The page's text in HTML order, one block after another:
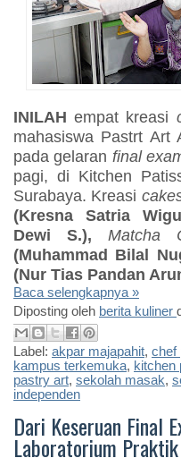
INILAH empat kreasi
mahasiswa Pastrt Art
pada gelaran final
pagi, di Kitchen
Surabaya. Kreasi
(Kresna Satria
Dewi S.),
Matcha
(Muhammad Bilal
(Nur Tias Pandan
Baca selengkapnya »
Diposting oleh berita kuliner
Label: akpar majapahit, chef
kampus terkemuka, kitchen
pastry art, sekolah masak,
independen
Dari Keseruan Final
Laboratorium